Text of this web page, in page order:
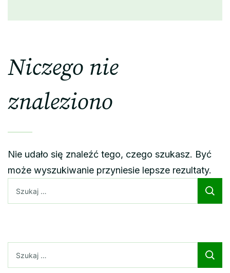
Niczego nie
znaleziono
Nie udało się znaleźć tego, czego szukasz. Być
może wyszukiwanie przyniesie lepsze rezultaty.